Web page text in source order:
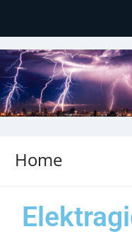
elektragids.nl
De gids voor elektra in
Home